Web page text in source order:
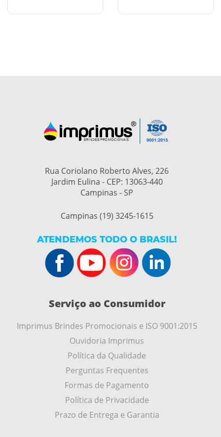
Rua Coriolano Roberto Alves, 226
Jardim Eulina - CEP: 13063-440
Campinas - SP
Campinas (19) 3245-1615
ATENDEMOS TODO O BRASIL!
Serviço ao Consumidor
Imprimus Brindes Promocionais e ISO 9001:2015
Ouvidoria Imprimus
Política da Qualidade
Perguntas Frequentes
Formas de Pagamento
Política de Privacidade
Prazo de Entrega e Garantia